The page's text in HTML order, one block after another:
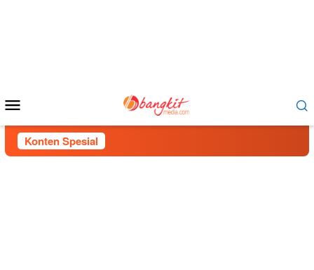
Mobile
Konten Spesial